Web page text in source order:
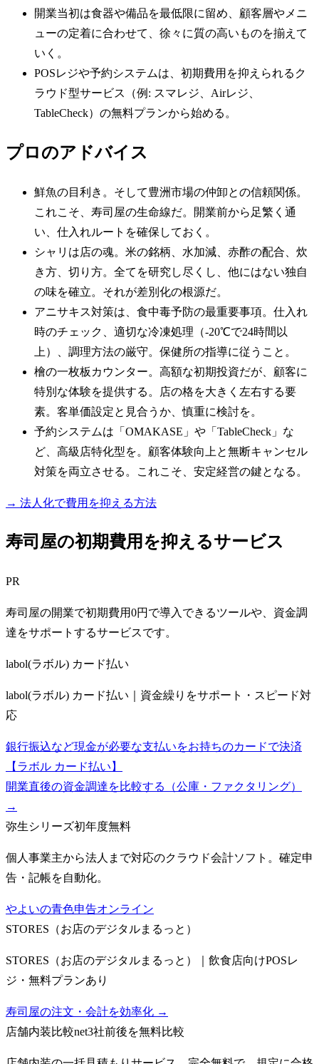
開業当初は食器や備品を最低限に留め、顧客層やメニ
ューの定着に合わせて、徐々に質の高いものを揃えて
いく。
POSレジや予約システムは、初期費用を抑えられるク
ラウド型サービス（例: スマレジ、Airレジ、
TableCheck）の無料プランから始める。
プロのアドバイス
鮮魚の目利き。そして豊洲市場の仲卸との信頼関係。
これこそ、寿司屋の生命線だ。開業前から足繁く通
い、仕入れルートを確保しておく。
シャリは店の魂。米の銘柄、水加減、赤酢の配合、炊
き方、切り方。全てを研究し尽くし、他にはない独自
の味を確立。それが差別化の根源だ。
アニサキス対策は、食中毒予防の最重要事項。仕入れ
時のチェック、適切な冷凍処理（-20℃で24時間以
上）、調理方法の厳守。保健所の指導に従うこと。
檜の一枚板カウンター。高額な初期投資だが、顧客に
特別な体験を提供する。店の格を大きく左右する要
素。客単価設定と見合うか、慎重に検討を。
予約システムは「OMAKASE」や「TableCheck」な
ど、高級店特化型を。顧客体験向上と無断キャンセル
対策を両立させる。これこそ、安定経営の鍵となる。
→ 法人化で費用を抑える方法
寿司屋の初期費用を抑えるサービス
PR
寿司屋の開業で初期費用0円で導入できるツールや、資金調
達をサポートするサービスです。
labol(ラボル) カード払い
labol(ラボル) カード払い｜資金繰りをサポート・スピード対
応
銀行振込など現金が必要な支払いをお持ちのカードで決済
【ラボル カード払い】
開業直後の資金調達を比較する（公庫・ファクタリング）
→
弥生シリーズ初年度無料
個人事業主から法人まで対応のクラウド会計ソフト。確定申
告・記帳を自動化。
やよいの青色申告オンライン
STORES（お店のデジタルまるっと）
STORES（お店のデジタルまるっと）｜飲食店向けPOSレ
ジ・無料プランあり
寿司屋の注文・会計を効率化 →
店舗内装比較net3社前後を無料比較